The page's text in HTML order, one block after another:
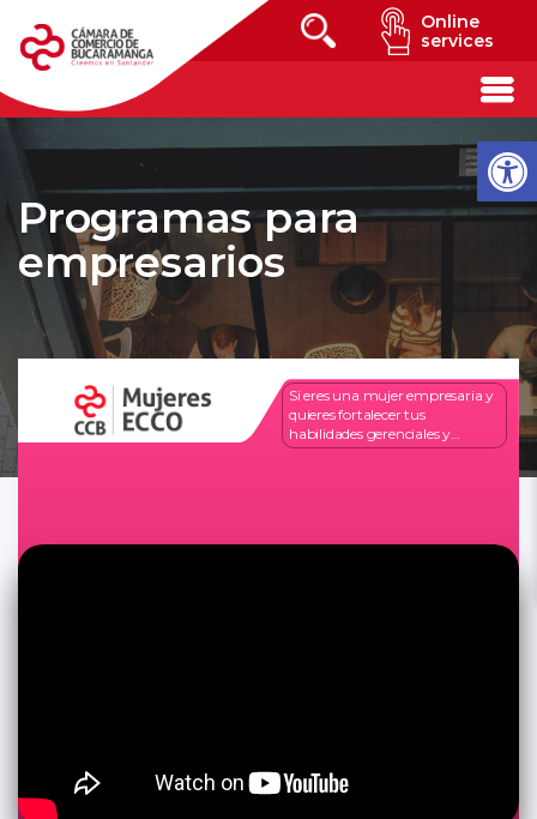
Online
services
Programas para
empresarios
Si eres una mujer empresaria y
quieres fortalecer tus
habilidades gerenciales y
técnicas para seguir creciendo